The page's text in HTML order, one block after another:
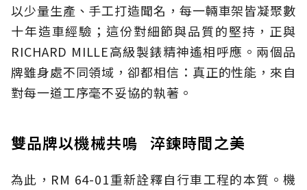
以少量生產、手工打造聞名，每一輛車架皆凝聚數
十年造車經驗；這份對細節與品質的堅持，正與
RICHARD MILLE高級製錶精神遙相呼應。兩個品
牌雖身處不同領域，卻都相信：真正的性能，來自
對每一道工序毫不妥協的執著。
雙品牌以機械共鳴 淬鍊時間之美
為此，RM 64-01重新詮釋自行車工程的本質。機